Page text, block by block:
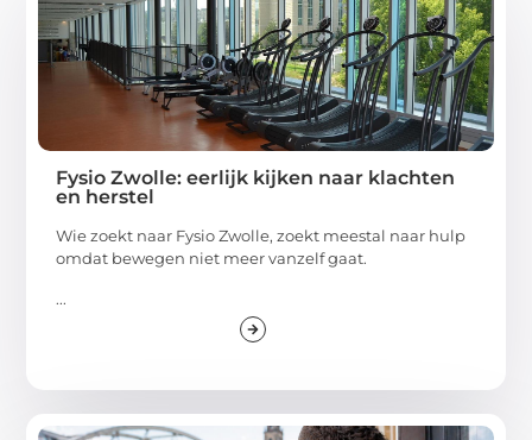
Fysio Zwolle: eerlijk kijken naar klachten
en herstel
Wie zoekt naar Fysio Zwolle, zoekt meestal naar hulp
omdat bewegen niet meer vanzelf gaat.
...